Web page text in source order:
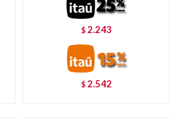
$2.243
$2.542